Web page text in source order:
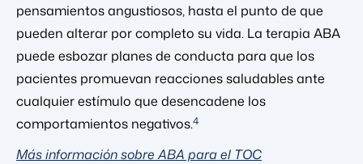
pensamientos angustiosos, hasta el punto de que
pueden alterar por completo su vida. La terapia ABA
puede esbozar planes de conducta para que los
pacientes promuevan reacciones saludables ante
cualquier estímulo que desencadene los
comportamientos negativos.4
Más información sobre ABA para el TOC